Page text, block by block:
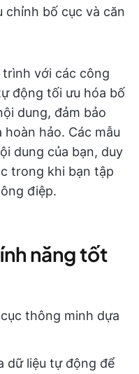
chỉnh bố cục và căn
trình với các công
động tối ưu hóa bố
dung, đảm bảo
hảo. Các mẫu
dung của bạn, duy
trong khi bạn tập
điệp.
năng tốt
thông minh dựa
dữ liệu tự động để